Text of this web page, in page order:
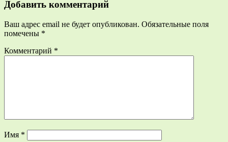
Добавить комментарий
Ваш адрес email не будет опубликован. Обязательные поля
помечены *
Комментарий *
Имя *